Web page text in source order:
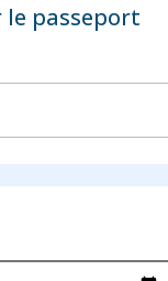
le passeport